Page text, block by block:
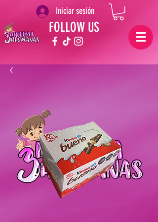
Iniciar sesión
FOLLOW US